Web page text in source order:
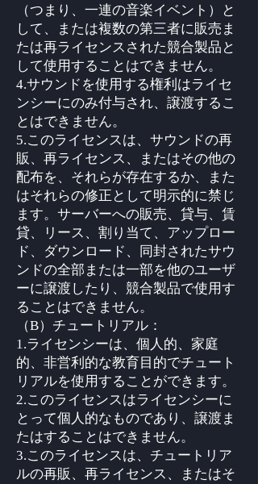
（つまり、一連の音楽イベント）と
して、または複数の第三者に販売ま
たは再ライセンスされた競合製品と
して使用することはできません。
4.サウンドを使用する権利はライセ
ンシーにのみ付与され、譲渡するこ
とはできません。
5.このライセンスは、サウンドの再
販、再ライセンス、またはその他の
配布を、それらが存在するか、また
はそれらの修正として明示的に禁じ
ます。サーバーへの販売、貸与、賃
貸、リース、割り当て、アップロー
ド、ダウンロード、同封されたサウ
ンドの全部または一部を他のユーザ
ーに譲渡したり、競合製品で使用す
ることはできません。
（B）チュートリアル：
1.ライセンシーは、個人的、家庭
的、非営利的な教育目的でチュート
リアルを使用することができます。
2.このライセンスはライセンシーに
とって個人的なものであり、譲渡ま
たはすることはできません。
3.このライセンスは、チュートリア
ルの再販、再ライセンス、またはそ